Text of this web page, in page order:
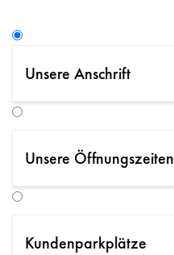
Unsere Anschrift
schauraum.linz@beinkofer.at
Unsere Öffnungszeiten
Kundenparkplätze